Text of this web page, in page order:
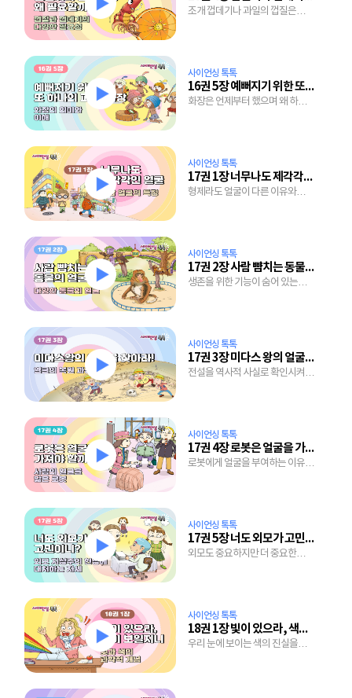
조개 껍데기나 과일의 껍질은
사이언싱 톡톡
16권 5장 예뻐지기 위한 또 하나의 피부, 화장
화장은 언제부터 했으며 왜 하는
사이언싱 톡톡
17권 1장 너무나도 제각각인 얼굴
형제라도 얼굴이 다른 이유와
사이언싱 톡톡
17권 2장 사람 뺨치는 동물의 얼굴
생존을 위한 기능이 숨어 있는
사이언싱 톡톡
17권 3장 미다스 왕의 얼굴을 찾아라!
전설을 역사적 사실로 확인시켜준
사이언싱 톡톡
17권 4장 로봇은 얼굴을 가져야 할까?
로봇에게 얼굴을 부여하는 이유와
사이언싱 톡톡
17권 5장 너도 외모가 고민이니?
외모도 중요하지만 더 중요한
사이언싱 톡톡
18권 1장 빛이 있으라, 색이 보일지니
우리 눈에 보이는 색의 진실을